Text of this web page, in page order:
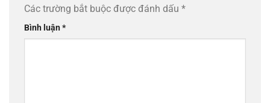
Các trường bắt buộc được đánh dấu *
Bình luận*